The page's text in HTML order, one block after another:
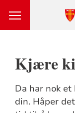
Kjære
Da har nok
din. Håper